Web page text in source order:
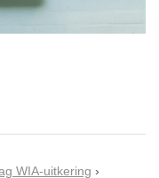
WIA-uitkering